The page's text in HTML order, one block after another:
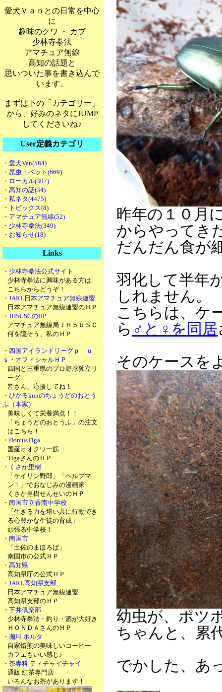
愛犬Ｖａｎとの日常を中心
に
趣味のクワ ・ カブ
少林寺拳法
アマチュア無線
高知の話題と
思いついた事を書き込んで
います。
まずは下の「カテゴリー」
から、好みのネタにJUMP
してくださいね♪
User定義カテゴリ
・愛犬Van(584)
・昆虫・ペット(669)
・ローカル(307)
・高知の話(34)
・私ネタ(4475)
・トピックス(8)
・アマチュア無線(52)
・少林寺拳法(349)
・お知らせ(18)
Links
・少林寺拳法公式サイト
少林寺拳法に興味がある方は
こちらからどうぞ！
・JARL日本アマチュア無線連盟
日本アマチュア無線連盟のＨＰ
・JH5USCのHP
アマチュア無線局ＪＨ５ＵＳＣ
何を隠そう、私のＨＰ
・四国アイランドリーグｐｌｕ
ｓ・オフィシャルＨＰ
四国と三重県のプロ野球独立リ
ーグ
皆さん、応援してね！
・ひかるkunのちょうどのおとう
ふ（本家）
美味しくて栄養満点！！
「ちょうどのおとうふ」の注文
はこちら！
・DorcusTiga
国産オオクワ一筋
TigaさんのＨＰ
・くさか里樹
「ケイリン野郎」「ヘルプマ
ン！」でおなじみの漫画家
くさか里樹せんせいのＨＰ
・南国市立香南中学校
「生きる力を培い共に行動でき
る心豊かな生徒の育成」
頑張る中学校！
・南国市
「土佐のまほろば」
南国市の公式ＨＰ
・高知県
高知県庁の公式ＨＰ
・JARL高知県支部
日本アマチュア無線連盟
高知県支部のＨＰ
・下井倶楽部
少林寺拳法・釣り・酒が大好き
ＨＯＮＤＡさんのＨＰ
・珈琲 ポルタ
自家焙煎の美味しいコーヒー
カフェもいい感じ♪
・茶専科 ティチャイチャイ
通販 紅茶専門店
いろんなお茶があります！
昨年の１０月
からやってき
だんだん食が
羽化して半年
しれません。
こちらは、ケ
ら ♂と♀を同居
そのケースを
幼虫が、ポツ
ちゃんと、累
でかした、あ